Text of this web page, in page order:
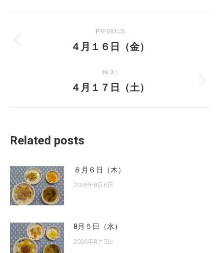
navigation
PREVIOUS
Previous
４月１６日（金）
NEXT
Next
４月１７日（土）
Related posts
８月６日（木）
2026年8月6日
8月５日（水）
2026年8月5日